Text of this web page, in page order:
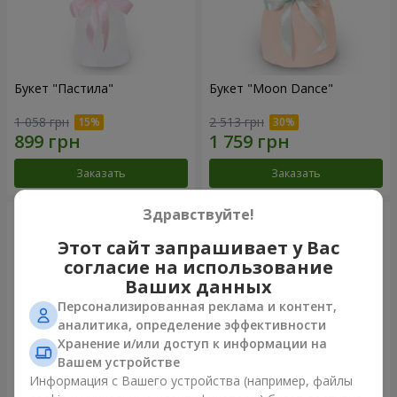
Букет "Пастила"
1 058 грн
Заказать
Букет "Moon Dance"
2 513 грн
Заказать
Здравствуйте!
Этот сайт запрашивает у Вас
согласие на использование
Ваших данных
Персонализированная реклама и контент,
аналитика, определение эффективности
Хранение и/или доступ к информации на
Вашем устройстве
Информация с Вашего устройства (например, файлы